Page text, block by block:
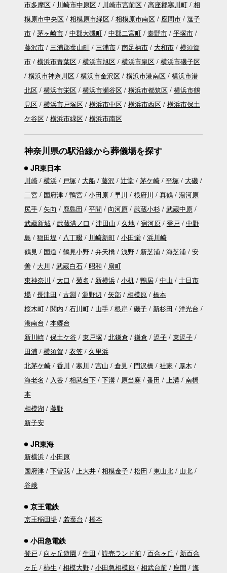
市多摩区 川崎市中原区 川崎市宮前区 高座郡寒川町
相
模原市中央区
相模原市緑区 相模原市南区 座間市
逗子
市
茅ヶ崎市 中郡大磯町 中郡二宮町 秦野市
平塚市
藤沢市
三浦郡葉山町 三浦市 南足柄市 大和市
横須賀
市
横浜市青葉区 横浜市旭区 横浜市泉区
横浜市磯子区
横浜市神奈川区
横浜市金沢区 横浜市港南区
横浜市港
北区
横浜市栄区 横浜市瀬谷区 横浜市都筑区
横浜市鶴
見区
横浜市戸塚区 横浜市中区 横浜市西区
横浜市保土
ケ谷区
横浜市緑区 横浜市南区
神奈川県の駅沿線から葬儀場を探す
JR東日本
川崎 横浜 戸塚 大船 藤沢 辻堂 茅ケ崎 平塚
大磯
二宮
国府津 鴨宮 小田原 早川 根府川 真鶴
湯河原
尻手
矢向 鹿島田 平間 向河原 武蔵小杉
武蔵中原
武蔵新城
武蔵溝ノ口 津田山 久地 宿河原 登戸
中野
島
稲田堤 八丁畷 川崎新町 小田栄
浜川崎
鶴見
国道 鶴見小野 弁天橋 浅野 新芝浦 海芝浦
安
善
大川 武蔵白石 昭和
扇町
東神奈川
大口 菊名 新横浜 小机 鴨居 中山
十日市
場
長津田 古淵 淵野辺 矢部 相模原
橋本
桜木町
関内 石川町 山手 根岸 磯子 新杉田
洋光台
港南台
本郷台
新川崎
保土ケ谷 東戸塚 北鎌倉 鎌倉 逗子
東逗子
田浦
横須賀 衣笠
久里浜
北茅ケ崎
香川 寒川 宮山 倉見 門沢橋 社家
厚木
海老名
入谷 相武台下 下溝 原当麻 番田 上溝
南橋
本
相模湖
藤野
新子安
JR東海
新横浜
小田原
国府津
下曽我 上大井 相模金子 松田 東山北
山北
谷峨
京王電鉄
京王稲田堤 若葉台 橋本
小田急電鉄
登戸 向ヶ丘遊園 生田 読売ランド前 百合ヶ丘
新百合
ヶ丘
柿生 相模大野 小田急相模原 相武台前 座間
海